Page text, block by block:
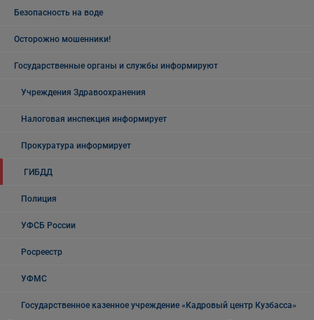
Безопасность на воде
Осторожно мошенники!
Государственные органы и службы информируют
Учреждения Здравоохранения
Налоговая инспекция информирует
Прокуратура информирует
ГИБДД
Полиция
УФСБ России
Росреестр
УФМС
Государственное казенное учреждение «Кадровый центр Кузбасса»